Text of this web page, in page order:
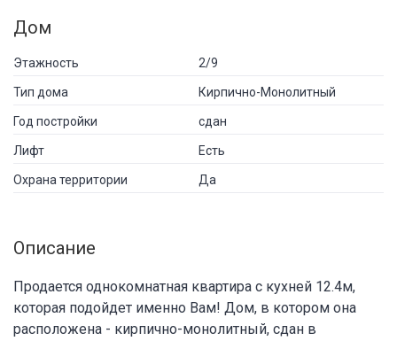
Дом
Этажность 2/9
Тип дома Кирпично-Монолитный
Год постройки сдан
Лифт Есть
Охрана территории Да
Описание
Продается однокомнатная квартира с кухней 12.4м,
которая подойдет именно Вам! Дом, в котором она
расположена - кирпично-монолитный, сдан в